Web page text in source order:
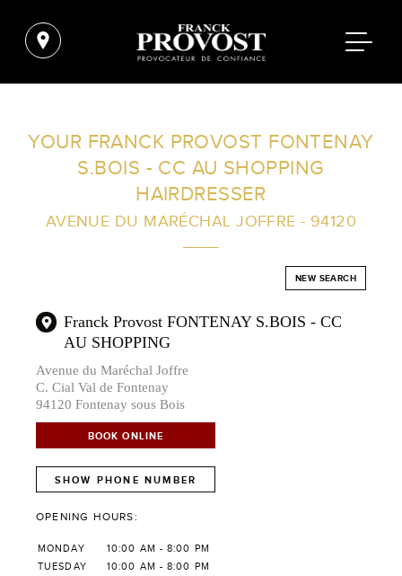
FILTER
YOUR FRANCK PROVOST FONTENAY
S.BOIS - CC AU SHOPPING
HAIRDRESSER
AVENUE DU MARÉCHAL JOFFRE - 94120
NEW SEARCH
Franck Provost FONTENAY S.BOIS - CC
AU SHOPPING
Avenue du Maréchal Joffre
C. Cial Val de Fontenay
94120 Fontenay sous Bois
BOOK ONLINE
SHOW PHONE NUMBER
OPENING HOURS:
MONDAY
10:00 AM - 8:00 PM
TUESDAY
10:00 AM - 8:00 PM